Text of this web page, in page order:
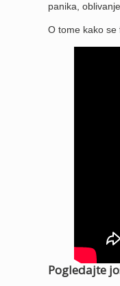
panika,
O tome kako se
Pogledajte